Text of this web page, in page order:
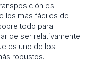
es
los más fáciles de
todo para
de ser relativamente
es uno de los
robustos.